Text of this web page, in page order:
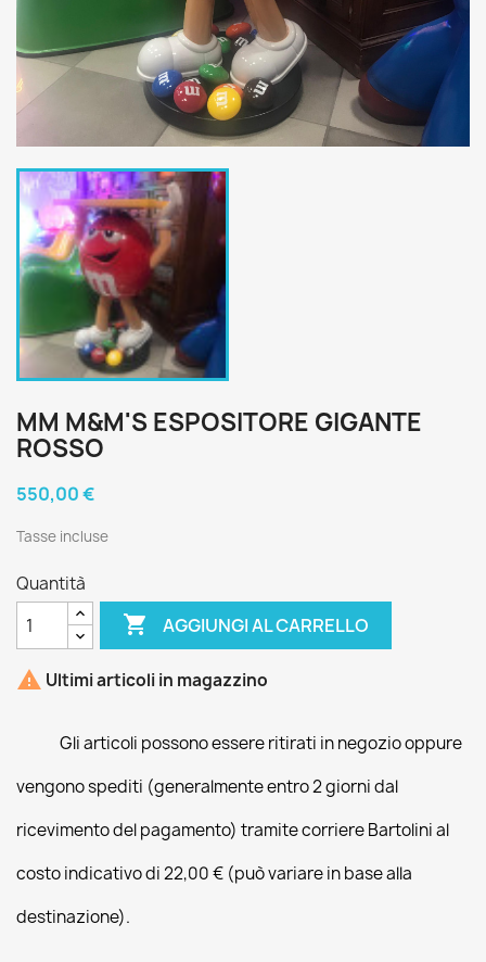
MM M&M'S ESPOSITORE GIGANTE
ROSSO
550,00 €
Tasse incluse
Quantità
 AGGIUNGI AL CARRELLO
 Ultimi articoli in magazzino
Gli articoli possono essere ritirati in negozio oppure
vengono spediti (generalmente entro 2 giorni dal
ricevimento del pagamento) tramite corriere Bartolini al
costo indicativo di 22,00 € (può variare in base alla
destinazione).